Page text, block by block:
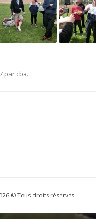
par cba.
© Tous droits réservés